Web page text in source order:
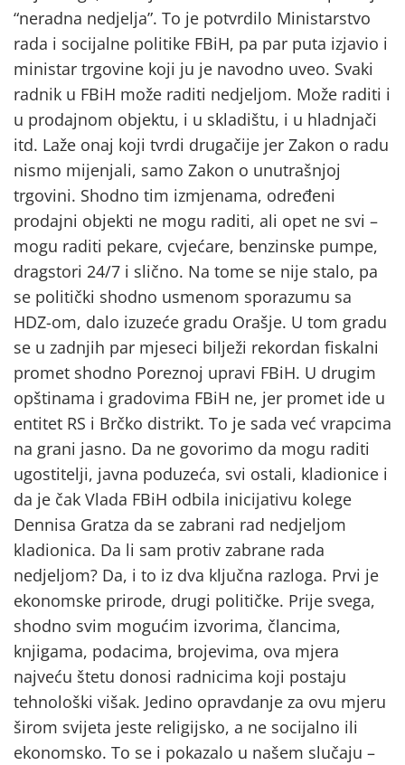
“neradna nedjelja”. To je potvrdilo Ministarstvo
rada i socijalne politike FBiH, pa par puta izjavio i
ministar trgovine koji ju je navodno uveo. Svaki
radnik u FBiH može raditi nedjeljom. Može raditi i
u prodajnom objektu, i u skladištu, i u hladnjači
itd. Laže onaj koji tvrdi drugačije jer Zakon o radu
nismo mijenjali, samo Zakon o unutrašnjoj
trgovini. Shodno tim izmjenama, određeni
prodajni objekti ne mogu raditi, ali opet ne svi –
mogu raditi pekare, cvjećare, benzinske pumpe,
dragstori 24/7 i slično. Na tome se nije stalo, pa
se politički shodno usmenom sporazumu sa
HDZ-om, dalo izuzeće gradu Orašje. U tom gradu
se u zadnjih par mjeseci bilježi rekordan fiskalni
promet shodno Poreznoj upravi FBiH. U drugim
opštinama i gradovima FBiH ne, jer promet ide u
entitet RS i Brčko distrikt. To je sada već vrapcima
na grani jasno. Da ne govorimo da mogu raditi
ugostitelji, javna poduzeća, svi ostali, kladionice i
da je čak Vlada FBiH odbila inicijativu kolege
Dennisa Gratza da se zabrani rad nedjeljom
kladionica. Da li sam protiv zabrane rada
nedjeljom? Da, i to iz dva ključna razloga. Prvi je
ekonomske prirode, drugi političke. Prije svega,
shodno svim mogućim izvorima, člancima,
knjigama, podacima, brojevima, ova mjera
najveću štetu donosi radnicima koji postaju
tehnološki višak. Jedino opravdanje za ovu mjeru
širom svijeta jeste religijsko, a ne socijalno ili
ekonomsko. To se i pokazalo u našem slučaju –